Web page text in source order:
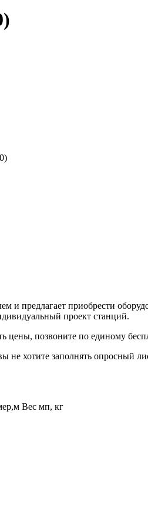
и предлагает приобрести
проект станций.
цены, позвоните по единому
не хотите заполнять опросный